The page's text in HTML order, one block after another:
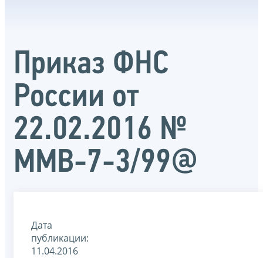
Приказ ФНС
России от
22.02.2016 №
ММВ-7-3/99@
Дата
публикации:
11.04.2016